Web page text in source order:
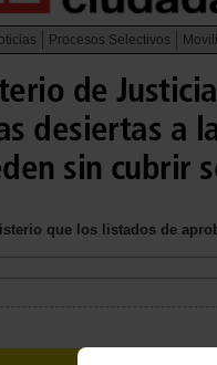
Procesos Selectivos
de
desiertas a
sin cubrir
que los listados de